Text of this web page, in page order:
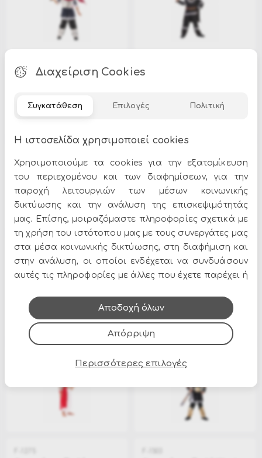
F-253 F-443
F-463
Αποκριάτικη Στολή Θεός
Του Πολέμου
43.99€
F-861
Αποκριάτικη Στολή
39.99€
Διαχείριση Cookies
Συγκατάθεση Επιλογές Πολιτική
Η ιστοσελίδα χρησιμοποιεί cookies
Χρησιμοποιούμε τα cookies για την εξατομίκευση
του περιεχομένου και των διαφημίσεων, για την
παροχή λειτουργιών των μέσων κοινωνικής
δικτύωσης και την ανάλυση της επισκεψιμότητάς
μας. Επίσης, μοιραζόμαστε πληροφορίες σχετικά με
τη χρήση του ιστότοπου μας με τους συνεργάτες μας
στα μέσα κοινωνικής δικτύωσης, στη διαφήμιση και
στην ανάλυση, οι οποίοι ενδέχεται να συνδυάσουν
αυτές τις πληροφορίες με άλλες που έχετε παρέχει ή
τους.
Απόρριψη
Αποδοχή όλων
Περισσότερες επιλογές